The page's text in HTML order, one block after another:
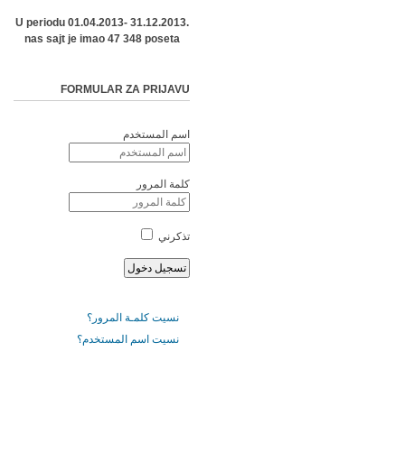
U periodu 01.04.2013- 31.12.2013.
nas sajt je imao 47 348 poseta
FORMULAR ZA PRIJAVU
اسم المستخدم
كلمة المرور
تذكرني
نسيت كلمـة المرور؟
نسيت اسم المستخدم؟